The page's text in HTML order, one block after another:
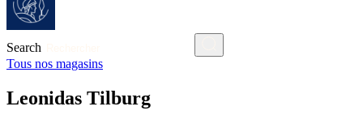
Search
Tous nos magasins
Leonidas Tilburg